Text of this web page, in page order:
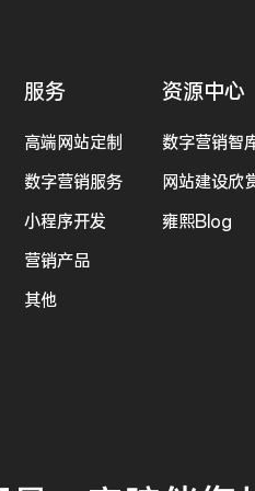
服务
高端网站定制
数字营销服务
小程序开发
营销产品
其他
资源中心
数字营销智
网站建设欣
雍熙Blog